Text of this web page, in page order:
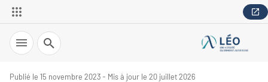
Recherche
Publié le 15 novembre 2023 - Mis à jour le 20 juillet 2026